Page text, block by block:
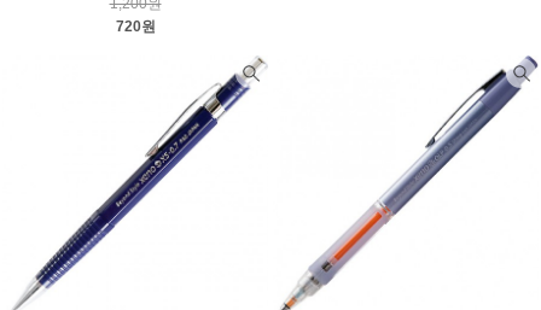
1,200원
720원